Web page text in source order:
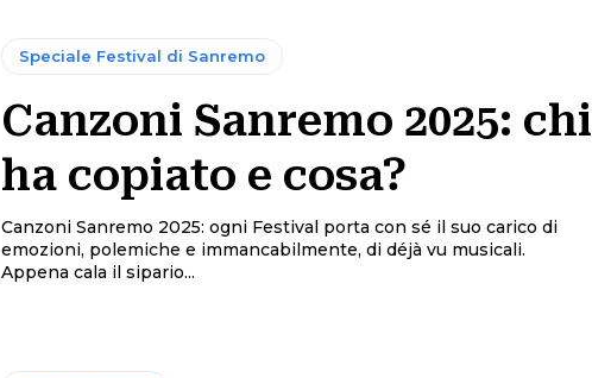
Speciale Festival di Sanremo
Canzoni Sanremo 2025: chi
ha copiato e cosa?
Canzoni Sanremo 2025: ogni Festival porta con sé il suo carico di
emozioni, polemiche e immancabilmente, di déjà vu musicali.
Appena cala il sipario...